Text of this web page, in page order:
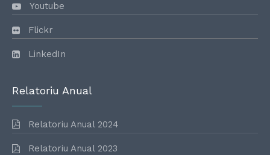
Youtube
Flickr
LinkedIn
Relatoriu Anual
Relatoriu Anual 2024
Relatoriu Anual 2023